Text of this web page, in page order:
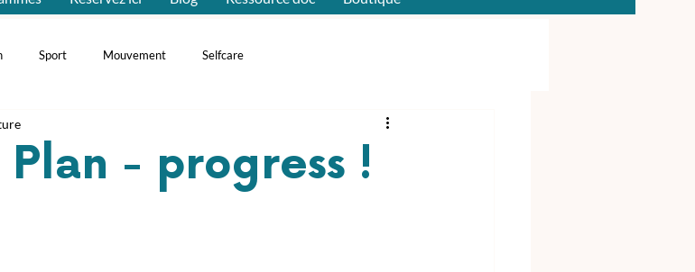
Sport Mouvement Selfcare
- progress !